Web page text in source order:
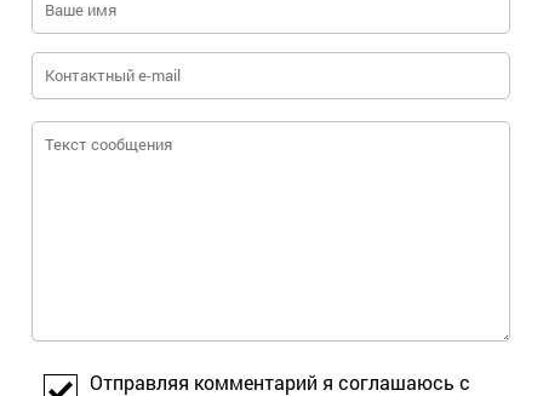
Отправляя комментарий я соглашаюсь с